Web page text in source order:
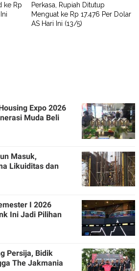
ke Rp
Perkasa, Rupiah Ditutup
Menguat ke Rp 17.476 Per Dolar
AS Hari Ini (13/5)
Expo 2026
Muda Beli
Masuk,
Likuiditas dan
I 2026
Ini Jadi Pilihan
Persija, Bidik
The Jakmania